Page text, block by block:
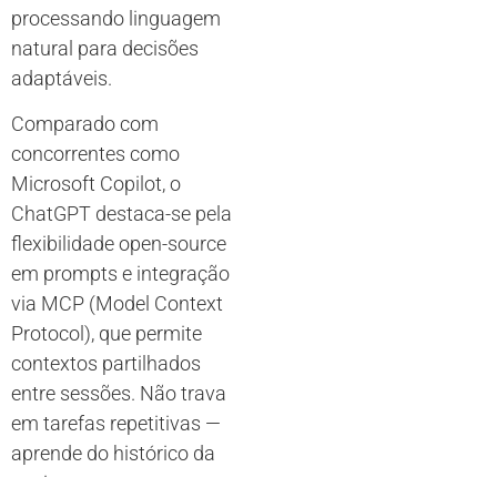
processando linguagem
natural para decisões
adaptáveis.
Comparado com
concorrentes como
Microsoft Copilot, o
ChatGPT destaca-se pela
flexibilidade open-source
em prompts e integração
via MCP (Model Context
Protocol), que permite
contextos partilhados
entre sessões. Não trava
em tarefas repetitivas —
aprende do histórico da